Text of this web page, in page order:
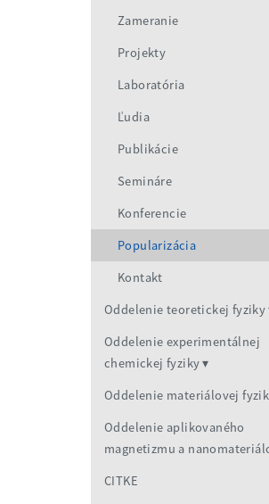
Zameranie
Projekty
Laboratória
Ľudia
Publikácie
Semináre
Konferencie
Popularizácia
Kontakt
Oddelenie teoretickej fyziky
Oddelenie experimentálnej
chemickej fyziky
Oddelenie materiálovej
Oddelenie aplikovaného
magnetizmu a
CITKE